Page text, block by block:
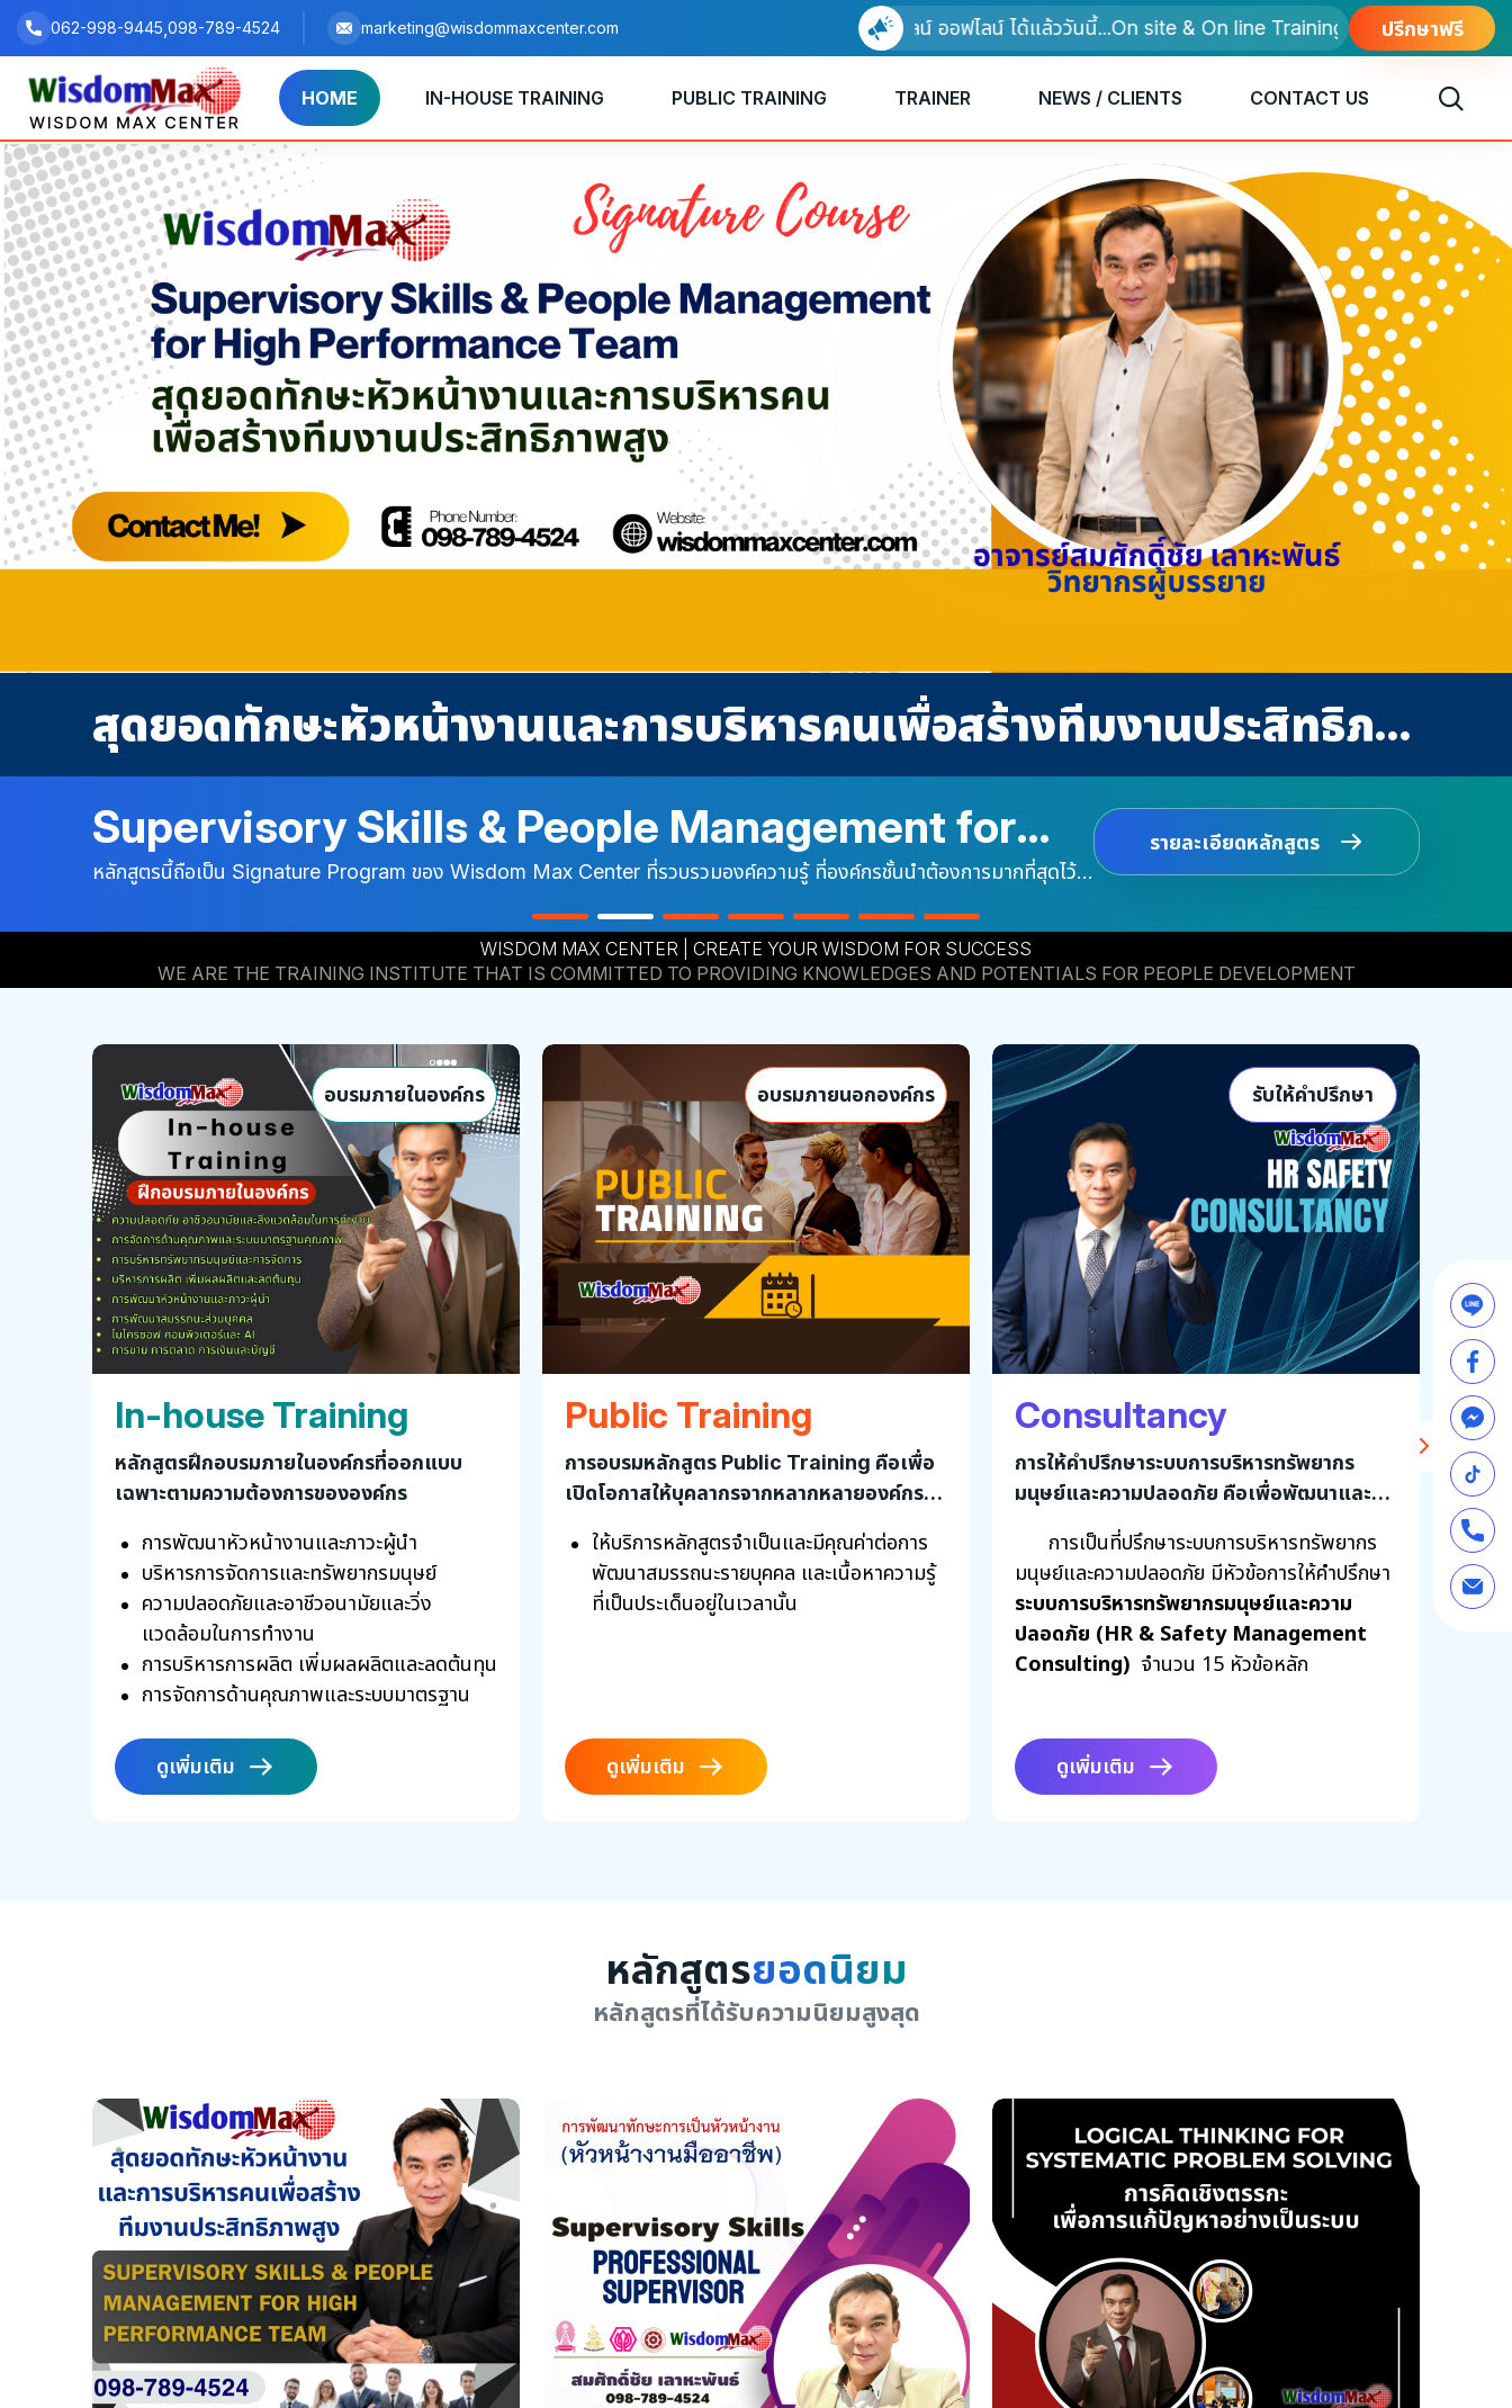
062-998-9445,098-789-4524 marketing@wisdommaxcenter.com อบรมแบบออนไลน์ ออฟไลน์ ได้แล้ววันนี้...On site & On line Training ปรึกษาฟรี
HOME IN-HOUSE TRAINING PUBLIC TRAINING TRAINER NEWS / CLIENTS CONTACT US
อาจารย์สมศักดิ์ชัย เลาหะพันธ์ ผู้เชี่ยวชาญด้านการพัฒนาหัวหน้างาน ผู้นำ และประสิทธิภาพองค์กร
Leadership & Workforce Development Expert
วิทยากรประจำสถาบัน
Signature Model : P.E.O.P.L.E. Leadership Framework™ ซึ่งเป็นกรอบแนวคิดเฉพาะสำหรับการพัฒนาหัวหน้างานและผู้นำ
Building การสร้างความผูกพัน, Ownership Culture การสร้างความรับผิดชอบ, Performance Coaching การโค้ชเพื่อยก
ระดับผลงาน, Leadership Communication การสื่อสารอย่างผู้นำ และ Empowerment การพัฒนาคนเพื่อสร้างผู้นำรุ่นต่อไป
รายละเอียดหลักสูตร
สุดยอดทักษะหัวหน้างานและการบริหารคนเพื่อสร้างทีมงานประสิทธิภาพสูง
Supervisory Skills & People Management for
High Performance Team
หลักสูตรนี้ถือเป็น Signature Program ของ Wisdom Max Center ที่รวบรวมองค์ความรู้ ที่องค์กรชั้นนำต้องการมากที่สุดไว้
รายละเอียดหลักสูตร
LEADERSHIP Courses
Leadership & Supervisory Skills
ติดต่อบรรรยาย อาจารย์สมศักดิ์ชัย สถาบันฝึกอบรมวิสด้อม แม็กซ์ เซ็นเตอร์ โทร / ไลน์ 098-789-4524
รายละเอียดหลักสูตร
HIGH PERFORMER LEADER
การพัฒนาภาวะผู้นำ (ผู้นำประสิทธิภาพสูง)
หลักสูตร Signature ที่เน้นจิตวิทยาในการบริหารคน บริหารตนเองจากประสบการณ์ตรงของวิทยากร
รายละเอียดหลักสูตร
บริการหลักสูตรอบรม สัมมนา
หลักสูตรที่น่าสนใจพัฒนาบุคลากร
สามารถเลือกในสูตรในเว็บไซค์เพื่อนำไปเป็นเนื้อหาในการพัฒนาบุคลากรตาม IDP Training Matrix และ Training Needs
รายละเอียดหลักสูตร
Welcome to WMC Website
ยินดีต้อนรับสู่เว็บไซค์คุณภาพ ด้านการอบรม พัฒนา
บุคลากร
เว็บไซค์ที่มีคุณภาพด้านการฝึกอบรมสำหรับองค์กร,บริษัทฯ ที่แสวงหาหลักสูตรการฝึกอบรมสำหรับองค์กร,บริษัทฯ เพื่อพัฒนา
รายละเอียดหลักสูตร
WMC Training Plan 2026
หลักสูตรอบรม/แผนฝึกอบรมประจำปี 2569
สามารถดาวน์โหลด ไฟล์แผนฝึกอบรม เพื่อนำไปเลือกหลักสูตรอบรมประจำปี ได้สะดวก
รายละเอียดหลักสูตร
WISDOM MAX CENTER | CREATE YOUR WISDOM FOR SUCCESS
WE ARE THE TRAINING INSTITUTE THAT IS COMMITTED TO PROVIDING KNOWLEDGES AND POTENTIALS FOR PEOPLE DEVELOPMENT
อบรมภายในองค์กร
In-house Training
หลักสูตรฝึกอบรมภายในองค์กรที่ออกแบบ
เฉพาะตามความต้องการขององค์กร
การพัฒนาหัวหน้างานและภาวะผู้นำ
บริหารการจัดการและทรัพยากรมนุษย์
ความปลอดภัยและอาชีวอนามัยและวิ่ง
แวดล้อมในการทำงาน
การบริหารการผลิต เพิ่มผลผลิตและลดต้นทุน
การจัดการด้านคุณภาพและระบบมาตรฐาน
ดูเพิ่มเติม
อบรมภายนอกองค์กร
Public Training
การอบรมหลักสูตร Public Training คือเพื่อ
เปิดโอกาสให้บุคลากรจากหลากหลายองค์กรได้
กัน โดยมุ่งเน้นการเสริมสร้างความรู้ ความ
เข้าใจ และทักษะที่จำเป็นต่อการทำงานอย่างมือ
อาชีพ ผ่านกระบวนการเรียนรู้ที่ผสมผสานทั้ง
ในงานจริงได้อย่างเป็นรูปธรรม เกิดการ
เปลี่ยนแปลงทางพฤติกรรม ทัศนคติ และวิธี
การทำงานในเชิงบวก รวมทั้งสร้างเครือข่าย
สำเร็จและความยั่งยืนขององค์กรในระยะยาว
ให้บริการหลักสูตรจำเป็นและมีคุณค่าต่อการ
พัฒนาสมรรถนะรายบุคคล และเนื้อหาความรู้
ที่เป็นประเด็นอยู่ในเวลานั้น
ดูเพิ่มเติม
รับให้คำปรึกษา
Consultancy
การให้คำปรึกษาระบบการบริหารทรัพยากร
มนุษย์และความปลอดภัย คือเพื่อพัฒนาและยก
ประสิทธิภาพ โปร่งใส และสอดคล้องกับ
กฎหมายแรงงาน รวมถึงเสริมสร้างวัฒนธรรม
ความปลอดภัยในการทำงานอย่างยั่งยืน การให้
คำปรึกษามุ่งเน้นให้สถานประกอบการสามารถ
ออกแบบนโยบาย ขั้นตอนการทำงาน และ
บริบทองค์กร ตลอดจนเพิ่มขีดความสามารถ
ของผู้บริหารและพนักงานในการบริหารจัดการ
บุคลากรและลดความเสี่ยงด้านอุบัติเหตุหรือ
การเป็นที่ปรึกษาระบบการบริหารทรัพยากร
มนุษย์และความปลอดภัย​ มีหัวข้อการให้คำปรึกษา
ระบบการบริหารทรัพยากรมนุษย์และความ
ปลอดภัย (HR & Safety Management
Consulting) จำนวน 15 หัวข้อหลัก
ดูเพิ่มเติม
หลักสูตรยอดนิยม
หลักสูตรที่ได้รับความนิยมสูงสุด